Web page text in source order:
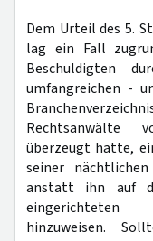
Dem Urteil des 5.
lag ein Fall
Beschuldigten
umfangreichen -
Rechtsanwälte
überzeugt hatte,
seiner
anstatt ihn auf
eingerichteten
hinzuweisen.